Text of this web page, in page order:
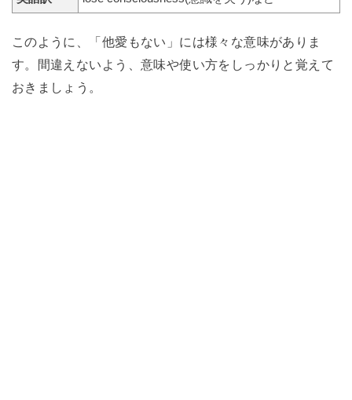
このように、「他愛もない」には様々な意味がありま
す。間違えないよう、意味や使い方をしっかりと覚えて
おきましょう。